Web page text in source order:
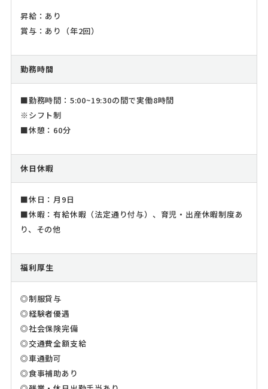
昇給：あり
賞与：あり（年2回）
勤務時間
■勤務時間：5:00~19:30の間で実働8時間
※シフト制
■休憩：60分
休日休暇
■休日：月9日
■休暇：有給休暇（法定通り付与）、育児・出産休暇制度あ
り、その他
福利厚生
◎制服貸与
◎経験者優遇
◎社会保険完備
◎交通費全額支給
◎車通勤可
◎食事補助あり